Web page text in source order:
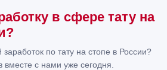
в сфере тату на
по тату на стопе в России?
вместе с нами уже сегодня.